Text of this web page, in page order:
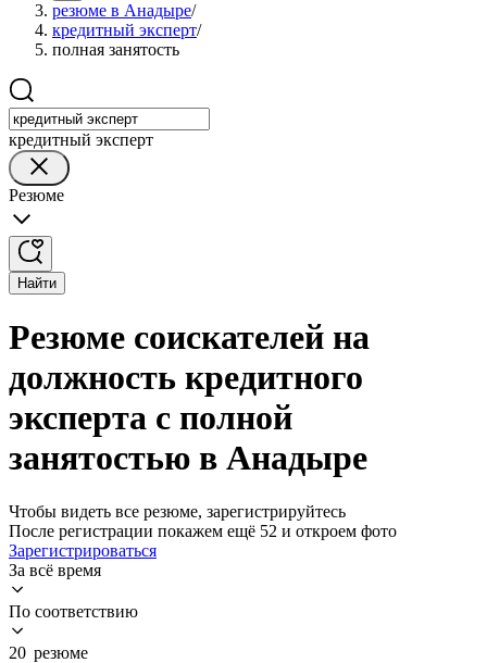
резюме в Анадыре/
кредитный эксперт/
полная занятость
кредитный эксперт
Резюме
Найти
Резюме соискателей на
должность кредитного
эксперта с полной
занятостью в Анадыре
Чтобы видеть все резюме, зарегистрируйтесь
После регистрации покажем ещё 52 и откроем фото
Зарегистрироваться
За всё время
По соответствию
20 резюме